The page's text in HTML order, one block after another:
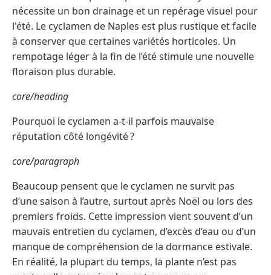
nécessite un bon drainage et un repérage visuel pour
l'été. Le cyclamen de Naples est plus rustique et facile
à conserver que certaines variétés horticoles. Un
rempotage léger à la fin de l’été stimule une nouvelle
floraison plus durable.
core/heading
Pourquoi le cyclamen a-t-il parfois mauvaise
réputation côté longévité ?
core/paragraph
Beaucoup pensent que le cyclamen ne survit pas
d’une saison à l’autre, surtout après Noël ou lors des
premiers froids. Cette impression vient souvent d’un
mauvais entretien du cyclamen, d’excès d’eau ou d’un
manque de compréhension de la dormance estivale.
En réalité, la plupart du temps, la plante n’est pas